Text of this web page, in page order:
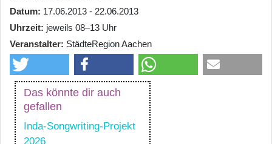
Datum 17.06.2013 - 22.06.2013
Uhrzeit jeweils 08–13 Uhr
Veranstalter StädteRegion Aachen
Das könnte dir auch
gefallen
Inda-Songwriting-Projekt
2026